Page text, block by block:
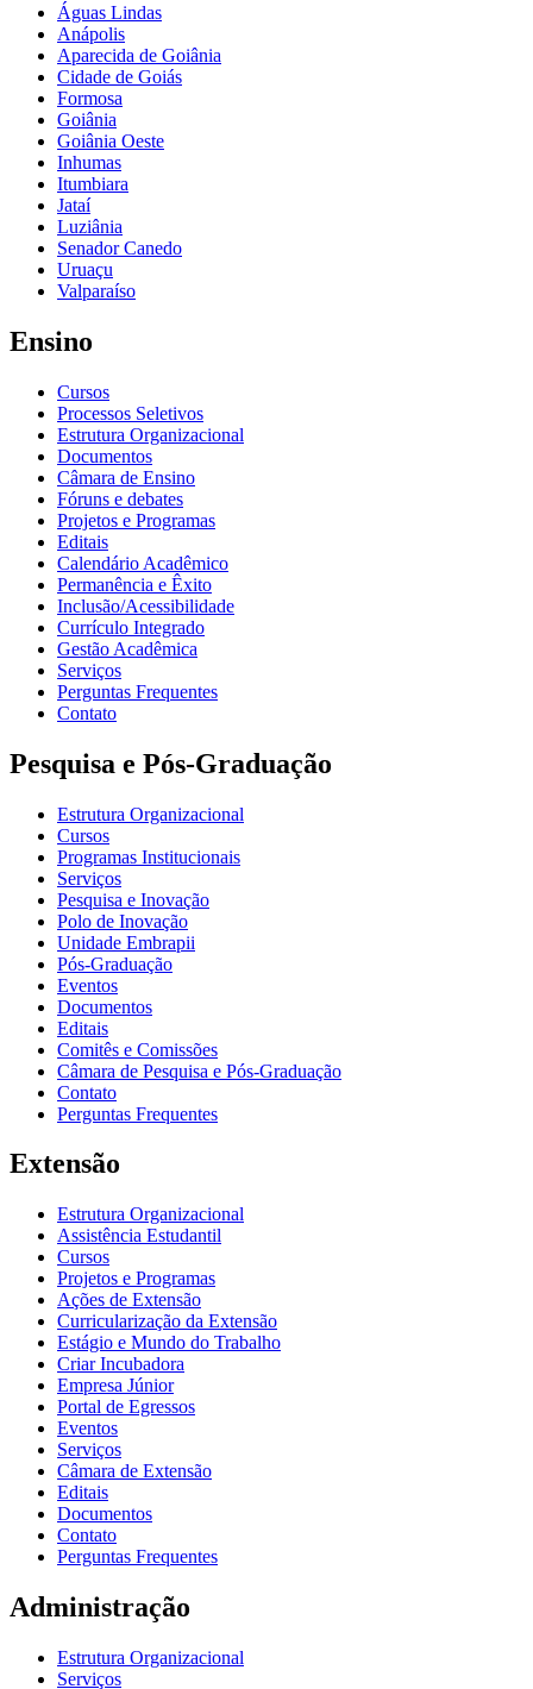
Águas Lindas
Anápolis
Aparecida de Goiânia
Cidade de Goiás
Formosa
Goiânia
Goiânia Oeste
Inhumas
Itumbiara
Jataí
Luziânia
Senador Canedo
Uruaçu
Valparaíso
Ensino
Cursos
Processos Seletivos
Estrutura Organizacional
Documentos
Câmara de Ensino
Fóruns e debates
Projetos e Programas
Editais
Calendário Acadêmico
Permanência e Êxito
Inclusão/Acessibilidade
Currículo Integrado
Gestão Acadêmica
Serviços
Perguntas Frequentes
Contato
Pesquisa e Pós-Graduação
Estrutura Organizacional
Cursos
Programas Institucionais
Serviços
Pesquisa e Inovação
Polo de Inovação
Unidade Embrapii
Pós-Graduação
Eventos
Documentos
Editais
Comitês e Comissões
Câmara de Pesquisa e Pós-Graduação
Contato
Perguntas Frequentes
Extensão
Estrutura Organizacional
Assistência Estudantil
Cursos
Projetos e Programas
Ações de Extensão
Curricularização da Extensão
Estágio e Mundo do Trabalho
Criar Incubadora
Empresa Júnior
Portal de Egressos
Eventos
Serviços
Câmara de Extensão
Editais
Documentos
Contato
Perguntas Frequentes
Administração
Estrutura Organizacional
Serviços